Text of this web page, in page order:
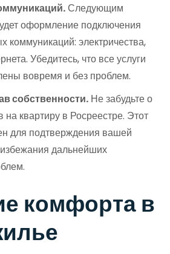
Следующим
оформление подключения
коммуникаций: электричества,
Убедитесь, что все услуги
вовремя и без проблем.
собственности. Не забудьте о
на квартиру в Росреестре. Этот
для подтверждения вашей
дальнейших
комфорта в